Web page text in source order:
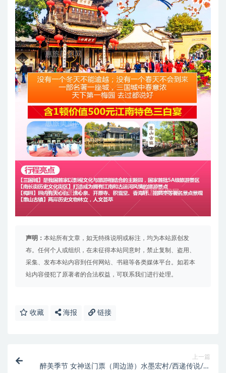
声明： 本站所有文章，如无特殊说明或标注，均为本站原创发
布。任何个人或组织，在未征得本站同意时，禁止复制、盗用、
采集、发布本站内容到任何网站、书籍等各类媒体平台。如若本
站内容侵犯了原著者的合法权益，可联系我们进行处理。
收藏 海报 链接
上一篇
醉美季节 女神送门票（周边游）水墨宏村/西递传说/灵